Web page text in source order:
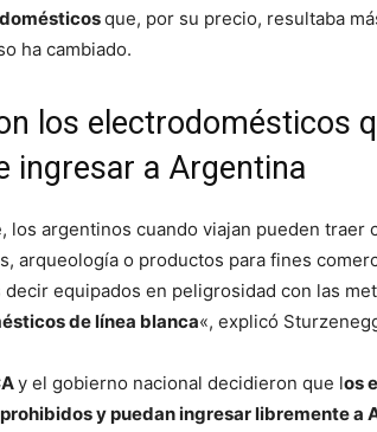
que, por su precio, resultaba
ha cambiado.
los electrodomésticos
ingresar a Argentina
los argentinos cuando viajan pueden traer
arqueología o productos para fines
equipados en peligrosidad con las
de línea blanca«, explicó
y el gobierno nacional decidieron que los
y puedan ingresar libremente a